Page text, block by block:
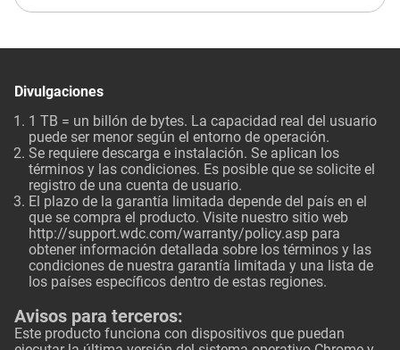
Divulgaciones
1 TB = un billón de bytes. La capacidad real del usuario
puede ser menor según el entorno de operación.
Se requiere descarga e instalación. Se aplican los
términos y las condiciones. Es posible que se solicite el
registro de una cuenta de usuario.
El plazo de la garantía limitada depende del país en el
que se compra el producto. Visite nuestro sitio web
http://support.wdc.com/warranty/policy.asp para
obtener información detallada sobre los términos y las
condiciones de nuestra garantía limitada y una lista de
los países específicos dentro de estas regiones.
Avisos para terceros:
Este producto funciona con dispositivos que puedan